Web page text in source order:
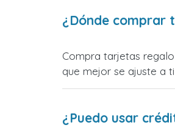
¿Dónde comprar
Compra tarjetas
que mejor se ajuste a
¿Puedo usar